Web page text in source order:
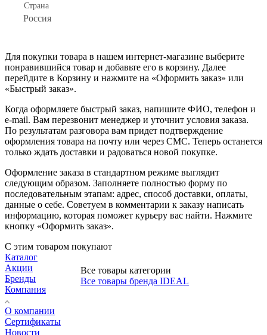
Страна
Россия
Для покупки товара в нашем интернет-магазине выберите
понравившийся товар и добавьте его в корзину. Далее
перейдите в Корзину и нажмите на «Оформить заказ» или
«Быстрый заказ».
Когда оформляете быстрый заказ, напишите ФИО, телефон и
e-mail. Вам перезвонит менеджер и уточнит условия заказа.
По результатам разговора вам придет подтверждение
оформления товара на почту или через СМС. Теперь останется
только ждать доставки и радоваться новой покупке.
Оформление заказа в стандартном режиме выглядит
следующим образом. Заполняете полностью форму по
последовательным этапам: адрес, способ доставки, оплаты,
данные о себе. Советуем в комментарии к заказу написать
информацию, которая поможет курьеру вас найти. Нажмите
кнопку «Оформить заказ».
С этим товаром покупают
Все товары категории
Все товары бренда IDEAL
Каталог
Акции
Бренды
Компания
О компании
Сертификаты
Новости